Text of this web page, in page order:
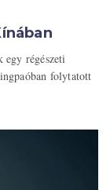
egy régészeti
folytatott